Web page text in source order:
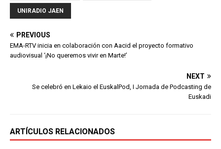
UNIRADIO JAEN
PREVIOUS
EMA-RTV inicia en colaboración con Aacid el proyecto formativo
audiovisual ‘¡No queremos vivir en Marte!’
NEXT
Se celebró en Lekaio el EuskalPod, I Jornada de Podcasting de
Euskadi
ARTÍCULOS RELACIONADOS